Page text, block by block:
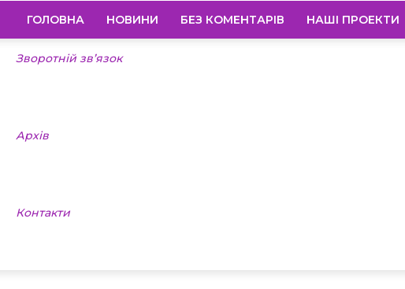
ГОЛОВНА НОВИНИ БЕЗ КОМЕНТАРІВ НАШІ ПРОЕКТИ
Зворотній зв’язок
Архів
Контакти